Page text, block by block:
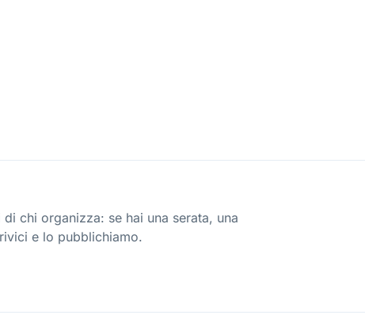
chi organizza: se hai una serata, una
e lo pubblichiamo.